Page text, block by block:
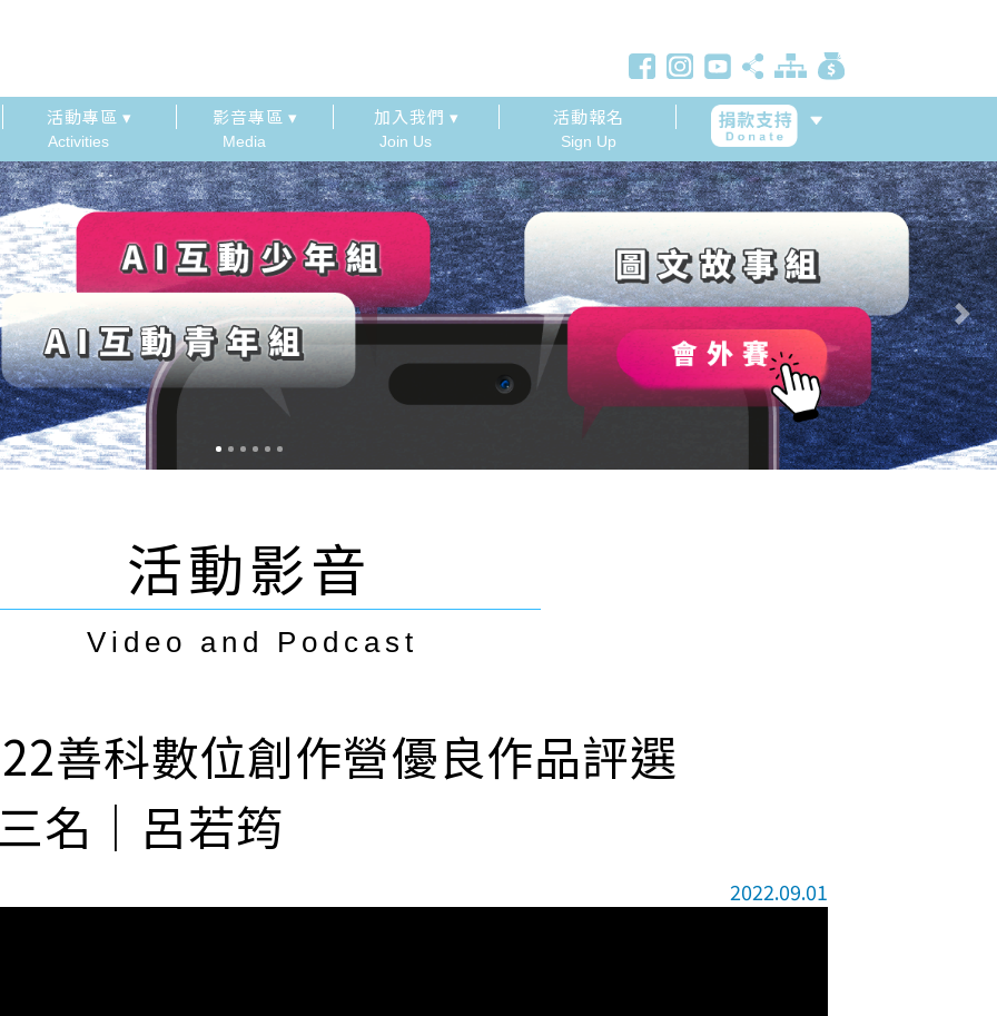
活動專區 ▾
Activities
影音專區 ▾
Media
加入我們 ▾
Join Us
活動報名
Sign Up
Next
活動影音
Video and Podcast
善科數位創作營優良作品評選
名｜呂若筠
2022.09.01